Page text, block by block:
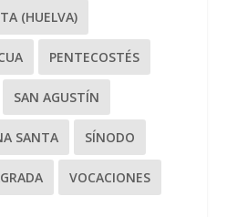
(HUELVA)
PENTECOSTÉS
SAN AGUSTÍN
SANTA SÍNODO
VOCACIONES